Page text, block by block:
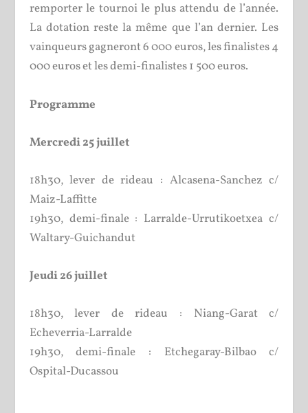
remporter le tournoi le plus attendu de l’année.
La dotation reste la même que l’an dernier. Les
vainqueurs gagneront 6 000 euros, les finalistes 4
000 euros et les demi-finalistes 1 500 euros.
Programme
Mercredi 25 juillet
18h30, lever de rideau : Alcasena-Sanchez c/
Maiz-Laffitte
19h30, demi-finale : Larralde-Urrutikoetxea c/
Waltary-Guichandut
Jeudi 26 juillet
18h30, lever de rideau : Niang-Garat c/
Echeverria-Larralde
19h30, demi-finale : Etchegaray-Bilbao c/
Ospital-Ducassou